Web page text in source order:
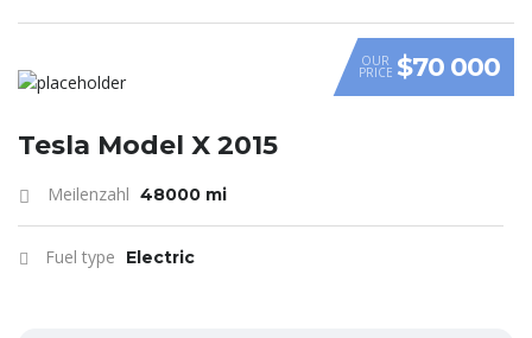
OUR
PRICE $70 000
Tesla Model X 2015
Meilenzahl 48000 mi
Fuel type Electric